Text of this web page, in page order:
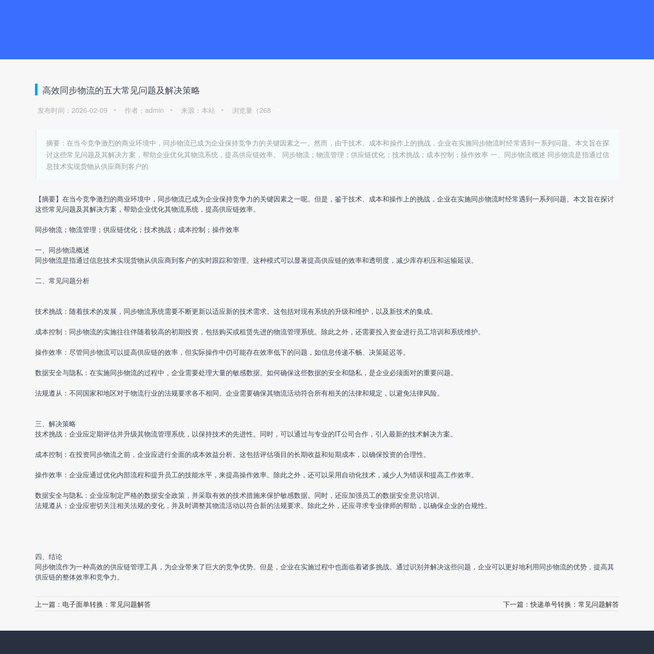
高效同步物流的五大常见问题及解决策略
发布时间：2026-02-09 作者：admin 来源：本站 浏览量（268
摘要：在当今竞争激烈的商业环境中，同步物流已成为企业保持竞争力的关键因素之一。然而，由于技术、成本和操作上的挑战，企业在实施同步物流时经常遇到一系列问题。本文旨在探
讨这些常见问题及其解决方案，帮助企业优化其物流系统，提高供应链效率。 同步物流；物流管理；供应链优化；技术挑战；成本控制；操作效率 一、同步物流概述 同步物流是指通过信
息技术实现货物从供应商到客户的
【摘要】在当今竞争激烈的商业环境中，同步物流已成为企业保持竞争力的关键因素之一呢。但是，鉴于技术、成本和操作上的挑战，企业在实施同步物流时经常遇到一系列问题。本文旨在探讨
这些常见问题及其解决方案，帮助企业优化其物流系统，提高供应链效率。
同步物流；物流管理；供应链优化；技术挑战；成本控制；操作效率
一、同步物流概述
同步物流是指通过信息技术实现货物从供应商到客户的实时跟踪和管理。这种模式可以显著提高供应链的效率和透明度，减少库存积压和运输延误。
二、常见问题分析
技术挑战：随着技术的发展，同步物流系统需要不断更新以适应新的技术需求。这包括对现有系统的升级和维护，以及新技术的集成。
成本控制：同步物流的实施往往伴随着较高的初期投资，包括购买或租赁先进的物流管理系统。除此之外，还需要投入资金进行员工培训和系统维护。
操作效率：尽管同步物流可以提高供应链的效率，但实际操作中仍可能存在效率低下的问题，如信息传递不畅、决策延迟等。
数据安全与隐私：在实施同步物流的过程中，企业需要处理大量的敏感数据。如何确保这些数据的安全和隐私，是企业必须面对的重要问题。
法规遵从：不同国家和地区对于物流行业的法规要求各不相同。企业需要确保其物流活动符合所有相关的法律和规定，以避免法律风险。
三、解决策略
技术挑战：企业应定期评估并升级其物流管理系统，以保持技术的先进性。同时，可以通过与专业的IT公司合作，引入最新的技术解决方案。
成本控制：在投资同步物流之前，企业应进行全面的成本效益分析。这包括评估项目的长期收益和短期成本，以确保投资的合理性。
操作效率：企业应通过优化内部流程和提升员工的技能水平，来提高操作效率。除此之外，还可以采用自动化技术，减少人为错误和提高工作效率。
数据安全与隐私：企业应制定严格的数据安全政策，并采取有效的技术措施来保护敏感数据。同时，还应加强员工的数据安全意识培训。
法规遵从：企业应密切关注相关法规的变化，并及时调整其物流活动以符合新的法规要求。除此之外，还应寻求专业律师的帮助，以确保企业的合规性。
四、结论
同步物流作为一种高效的供应链管理工具，为企业带来了巨大的竞争优势。但是，企业在实施过程中也面临着诸多挑战。通过识别并解决这些问题，企业可以更好地利用同步物流的优势，提高其
供应链的整体效率和竞争力。
上一篇： 电子面单转换：常见问题解答 下一篇：快递单号转换：常见问题解答